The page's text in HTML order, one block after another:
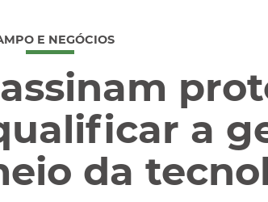
E NEGÓCIOS
a
da